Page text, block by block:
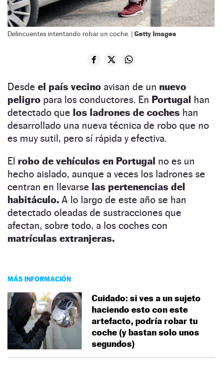
Delincuentes intentando robar un coche. | Getty Images
Desde el país vecino avisan de un nuevo
peligro para los conductores. En Portugal han
detectado que los ladrones de coches han
desarrollado una nueva técnica de robo que no
es muy sutil, pero sí rápida y efectiva.
El robo de vehículos en Portugal no es un
hecho aislado, aunque a veces los ladrones se
centran en llevarse las pertenencias del
habitáculo. A lo largo de este año se han
detectado oleadas de sustracciones que
afectan, sobre todo, a los coches con
matrículas extranjeras.
MÁS INFORMACIÓN
Cuidado: si ves a un sujeto
haciendo esto con este
artefacto, podría robar tu
coche (y bastan solo unos
segundos)